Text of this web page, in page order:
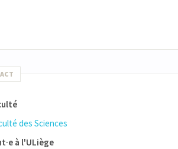
des Sciences
à l'ULiège